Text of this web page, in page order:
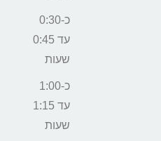
כ-0:30
עד 0:45
שעות
כ-1:00
עד 1:15
שעות